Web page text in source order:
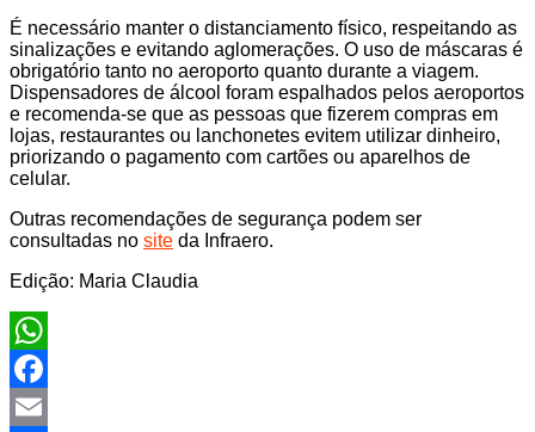
É necessário manter o distanciamento físico, respeitando as
sinalizações e evitando aglomerações. O uso de máscaras é
obrigatório tanto no aeroporto quanto durante a viagem.
Dispensadores de álcool foram espalhados pelos aeroportos
e recomenda-se que as pessoas que fizerem compras em
lojas, restaurantes ou lanchonetes evitem utilizar dinheiro,
priorizando o pagamento com cartões ou aparelhos de
celular.
Outras recomendações de segurança podem ser
consultadas no site da Infraero.
Edição: Maria Claudia
WhatsApp
Facebook